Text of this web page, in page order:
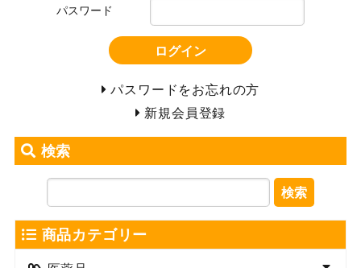
パスワード
ログイン
パスワードをお忘れの方
新規会員登録
検索
検索
商品カテゴリー